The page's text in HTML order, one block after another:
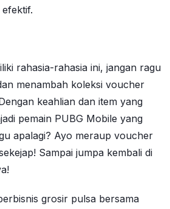
rahasia-rahasia ini, jangan ragu
menambah koleksi voucher
keahlian dan item yang
pemain PUBG Mobile yang
apalagi? Ayo meraup voucher
Sampai jumpa kembali di
grosir pulsa bersama